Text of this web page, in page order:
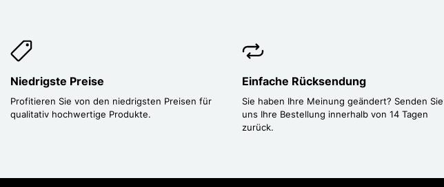
Niedrigste Preise
Profitieren Sie von den niedrigsten Preisen für
qualitativ hochwertige Produkte.
Einfache Rücksendung
Sie haben Ihre Meinung geändert? Senden Sie
uns Ihre Bestellung innerhalb von 14 Tagen
zurück.